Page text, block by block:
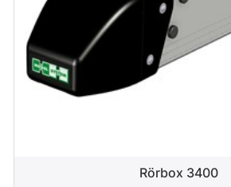
Rörbox 3400